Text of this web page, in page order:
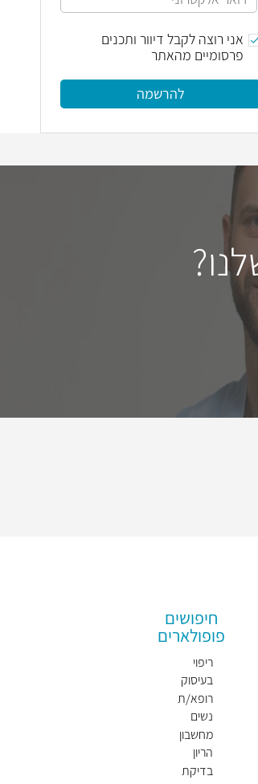
אני רוצה לקבל דיוור ותכנים
פרסומיים מהאתר
להרשמה
חיפושים
פופולארים
ריפוי
בעיסוק
רופא/ת
נשים
מומלץ/
ת
מחשבון
הריון
בדיקת